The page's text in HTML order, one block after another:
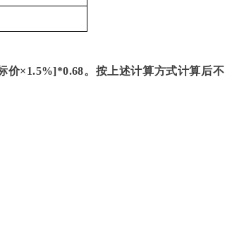
价×1.5%]*0.68。按上述计算方式计算后不